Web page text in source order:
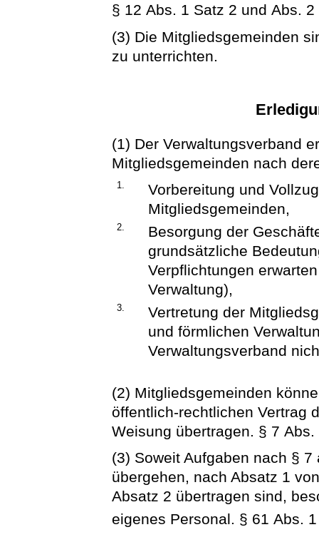
§ 12 Abs. 1 Satz 2 und Abs.
(3) Die Mitgliedsgemeinden
zu unterrichten.
(1) Der Verwaltungsverband
Mitgliedsgemeinden nach
1.
Vorbereitung und
Mitgliedsgemeinden,
2.
Besorgung der
grundsätzliche
Verpflichtungen
Verwaltung),
3.
Vertretung der
und förmlichen
Verwaltungsverband
(2) Mitgliedsgemeinden
öffentlich-rechtlichen Vertrag
Weisung übertragen. § 7
(3) Soweit Aufgaben nach §
übergehen, nach Absatz 1
Absatz 2 übertragen sind,
eigenes Personal. § 61 Abs.